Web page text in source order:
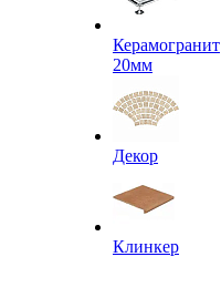
Керамогранит
20мм
Декор
Клинкер